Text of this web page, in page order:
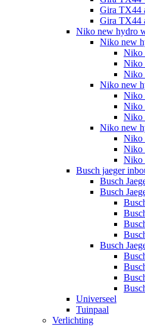
Gira TX44
Gira TX44
Niko new hydro
Niko new
Niko
Niko
Niko
Niko new
Niko
Niko
Niko
Niko new
Niko
Niko
Niko
Busch jaeger
Busch
Busch
Busch
Universeel
Tuinpaal
Verlichting